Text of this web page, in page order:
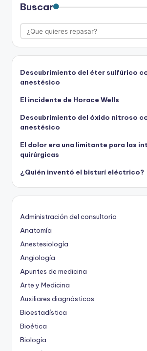
Buscar
Descubrimiento del éter sulfúrico
anestésico
El incidente de Horace Wells
Descubrimiento del óxido nitroso
anestésico
El dolor era una limitante para las
quirúrgicas
¿Quién inventó el bisturí eléctrico?
Administración del consultorio
Anatomía
Anestesiología
Angiología
Apuntes de medicina
Arte y Medicina
Auxiliares diagnósticos
Bioestadística
Bioética
Biología